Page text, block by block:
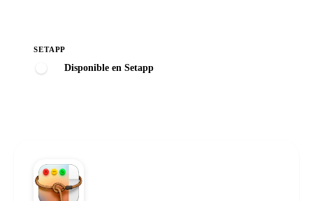
SETAPP
Disponible en Setapp